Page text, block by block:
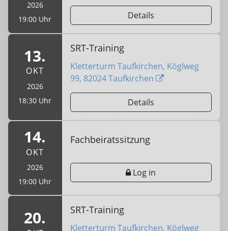
2026
19:00 Uhr
Details
13.
OKT
2026
18:30 Uhr
SRT-Training
Kletterturm Taufkirchen, Köglweg
99, 82024 Taufkirchen
Details
14.
OKT
2026
19:00 Uhr
Fachbeiratssitzung
Log in
20. SRT-Training
Kletterturm Taufkirchen, Köglweg